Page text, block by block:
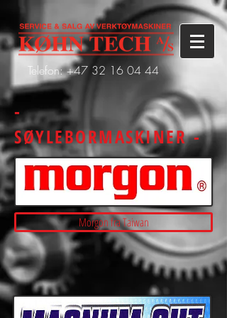
Telefon: +47 32 16 04 44
-
SØYLEBORMASKINER -
Morgon fra Taiwan